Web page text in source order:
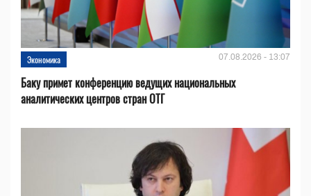
Экономика 07.08.2026 - 13:07
Баку примет конференцию ведущих национальных
аналитических центров стран ОТГ